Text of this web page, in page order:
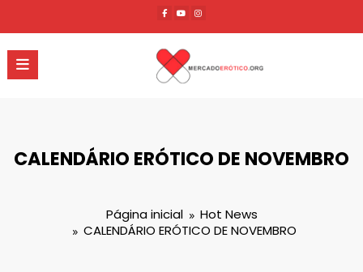
o
conteúdo
CALENDÁRIO ERÓTICO DE NOVEMBRO
Página inicial
Hot News
CALENDÁRIO ERÓTICO DE NOVEMBRO